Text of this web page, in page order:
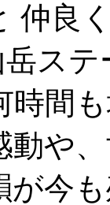
仲良
ステ
時間
動や
が今